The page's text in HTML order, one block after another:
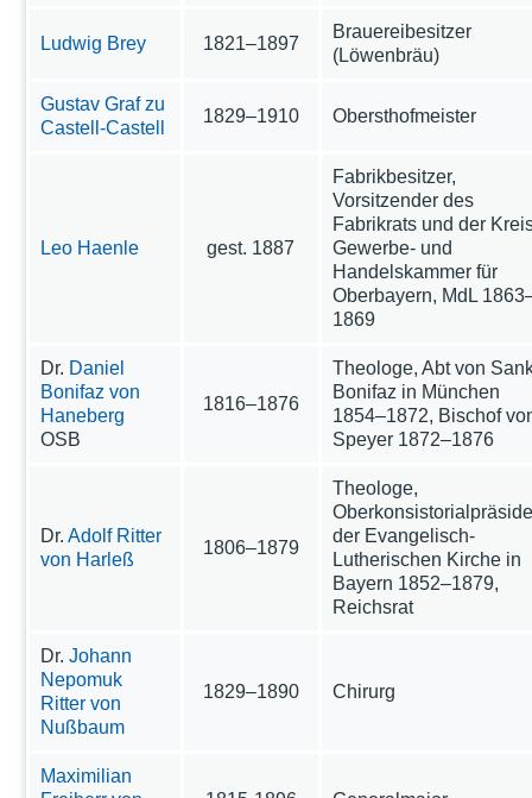
Ludwig Brey 1821–1897
Brauereibesitzer
(Löwenbräu)
Gustav Graf zu
Castell-Castell
1829–1910 Obersthofmeister
Leo Haenle gest. 1887
Fabrikbesitzer,
Vorsitzender des
Fabrikrats und der
Gewerbe- und
Handelskammer für
Oberbayern, MdL
1869
Dr. Daniel
Bonifaz von
Haneberg
OSB
1816–1876
Theologe, Abt von
Bonifaz in München
1854–1872, Bischof
Speyer 1872–1876
Dr.Adolf Ritter
von Harleß
1806–1879
Theologe,
der Evangelisch-
Lutherischen Kirche in
Bayern 1852–1879,
Reichsrat
Dr.Johann
Nepomuk
Ritter von
Nußbaum
1829–1890 Chirurg
Maximilian